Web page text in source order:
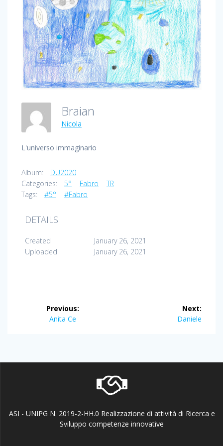
Braian
Nicola
L'universo immaginario
Album:
DU2020
Categories:
5° Fabro
TR
Tags:
#5° #Fabro
DETAILS
Created
January 26, 2021
Uploaded
January 26, 2021
navigation
Previous:
Previous
Anita Ce
Next:
Next
Daniele
ASI - UNIPG N. 2019-2-HH.0 Realizzazione di attività di Ricerca e
Sviluppo competenze innovative